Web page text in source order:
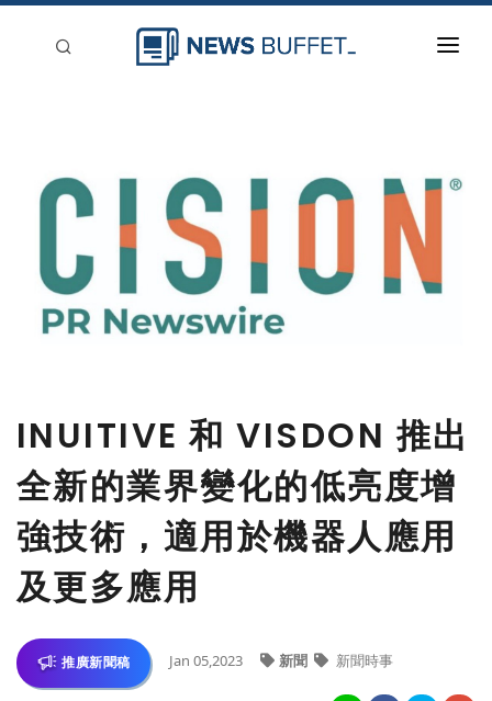
登入
INUITIVE 和 VISDON 推出
全新的業界變化的低亮度增
強技術，適用於機器人應用
及更多應用
推廣新聞稿 Jan 05,2023 新聞 新聞時事